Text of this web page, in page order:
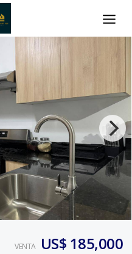
VENTA US$ 185,000